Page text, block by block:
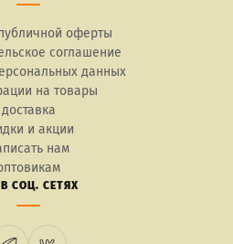
оферты
соглашение
данных
на товары
доставка
и акции
нам
СОЦ. СЕТЯХ